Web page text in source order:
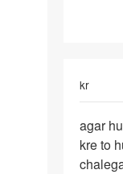
par
kr
agar
hum
hiv
agar
kre to